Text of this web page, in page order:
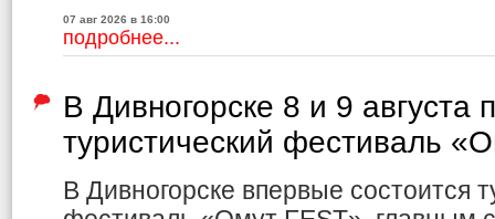
07 авг 2026 в 16:00
подробнее...
В Дивногорске 8 и 9 августа
туристический фестиваль
В Дивногорске впервые состоится